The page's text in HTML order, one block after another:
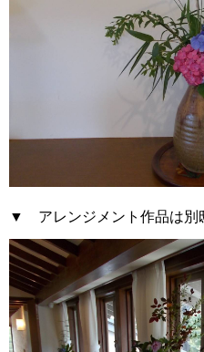
▼ アレンジメント作品は別